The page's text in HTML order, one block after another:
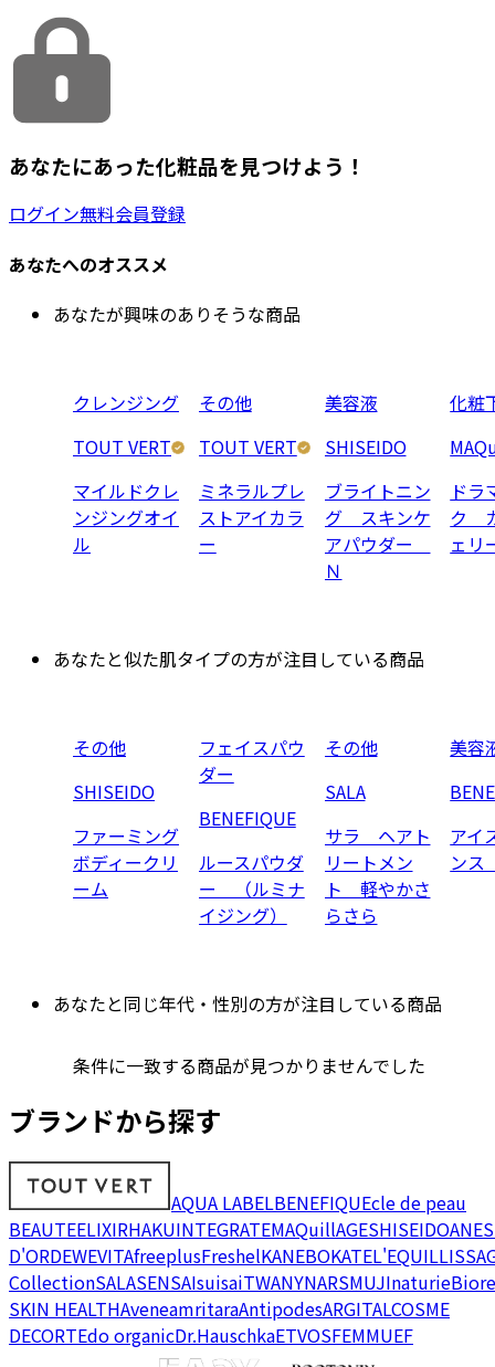
あなたにあった化粧品を見つけよう！
ログイン無料会員登録
あなたへのオススメ
あなたが興味のありそうな商品
クレンジング
TOUT VERT
マイルドクレ
ンジングオイ
ル
その他
TOUT VERT
ミネラルプレ
ストアイカラ
ー
美容液
SHISEIDO
ブライトニン
グ スキンケ
アパウダー
Ｎ
化粧
ドラ
ク
ェ
あなたと似た肌タイプの方が注目している商品
その他
SHISEIDO
ファーミング
ボディークリ
ーム
フェイスパウ
ダー
BENEFIQUE
ルースパウダ
ー （ルミナ
イジング）
その他
SALA
サラ ヘアト
リートメン
ト 軽やかさ
らさら
美容
アイ
ン
あなたと同じ年代・性別の方が注目している商品
条件に一致する商品が見つかりませんでした
ブランドから探す
AQUA LABELBENEFIQUEcle de peau
BEAUTEELIXIRHAKUINTEGRATEMAQuillAGESHISEIDO
D'ORDEWEVITAfreeplusFreshelKANEBOKATEL'EQUIL
CollectionSALASENSAIsuisaiTWANYNARSMUJInaturieBiore
SKIN HEALTHAveneamritaraAntipodesARGITALCOSME
DECORTEdo organicDr.HauschkaETVOSFEMMUEF